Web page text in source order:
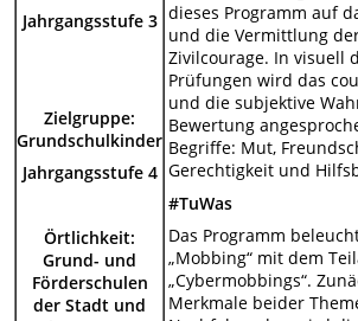
Jahrgangsstufe 3
Zielgruppe:
Grundschulkinder
Jahrgangsstufe 4
Örtlichkeit:
Grund- und
Förderschulen
der Stadt und
dieses Programm auf
und die Vermittlung
Zivilcourage. In visuell
Prüfungen wird das
und die subjektive
Bewertung
Begriffe: Mut,
Gerechtigkeit und
#TuWas
Das Programm
„Mobbing“ mit dem
„Cybermobbings“.
Merkmale beider